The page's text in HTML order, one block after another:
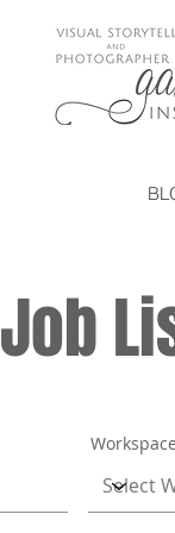
Job
Workspace